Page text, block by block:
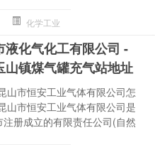
化学工业
液化气化工有限公司 -
山镇煤气罐充气站地址
山市恒安工业气体有限公司怎
山市恒安工业气体有限公司是
册成立的有限责任公司(自然